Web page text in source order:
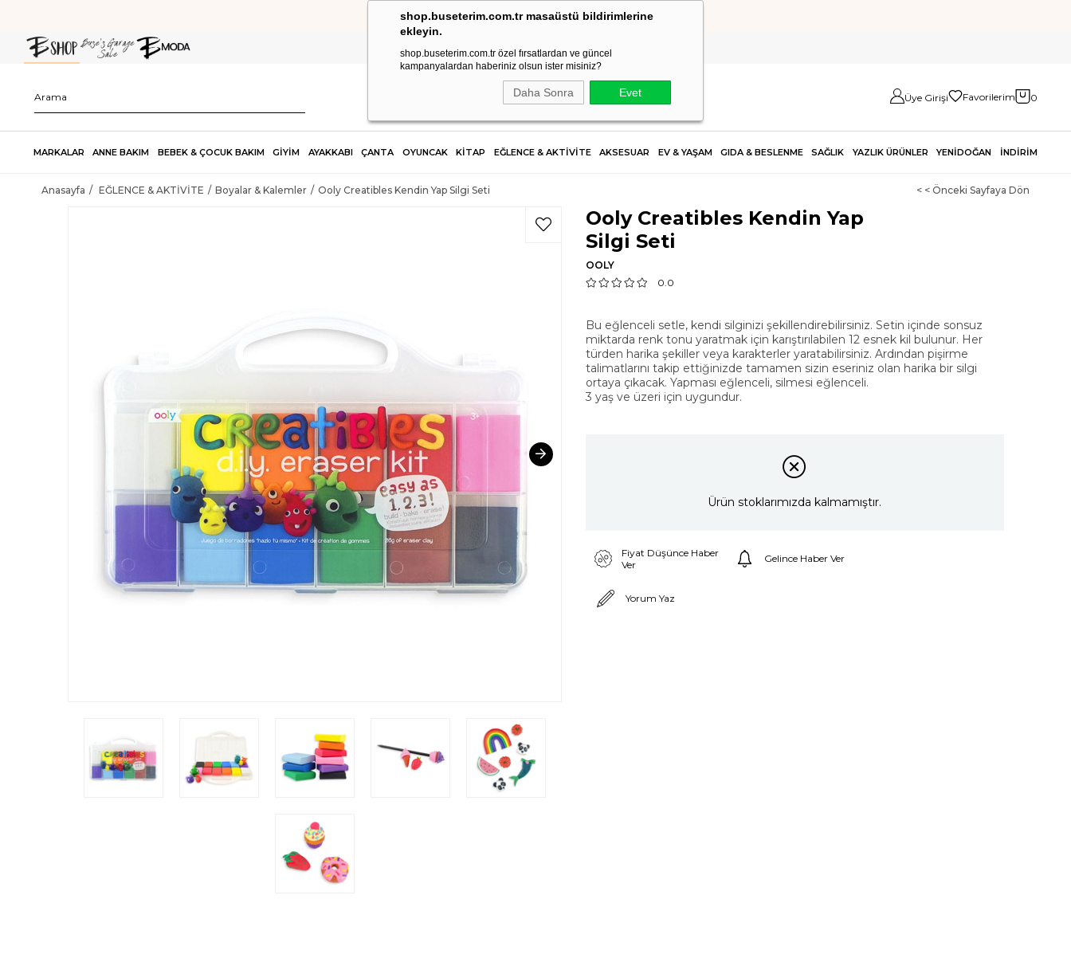
shop.buseterim.com.tr masaüstü bildirimlerine
ekleyin.
shop.buseterim.com.tr özel fırsatlardan ve güncel
kampanyalardan haberiniz olsun ister misiniz?
Daha Sonra Evet
HIZLI KARGO
Üye Girişi Favorilerim 0
MARKALAR ANNE BAKIM BEBEK & ÇOCUK BAKIM GİYİM AYAKKABI ÇANTA OYUNCAK KİTAP EĞLENCE & AKTİVİTE AKSESUAR EV & YAŞAM GIDA & BESLENME SAĞLIK YAZLIK ÜRÜNLER YENİDOĞAN İNDİRİM
Anasayfa EĞLENCE & AKTİVİTE Boyalar & Kalemler Ooly Creatibles Kendin Yap Silgi Seti < < Önceki Sayfaya Dön
Ooly Creatibles Kendin Yap
Silgi Seti
OOLY
0.0
Bu eğlenceli setle, kendi silginizi şekillendirebilirsiniz. Setin içinde sonsuz
miktarda renk tonu yaratmak için karıştırılabilen 12 esnek kil bulunur. Her
türden harika şekiller veya karakterler yaratabilirsiniz. Ardından pişirme
talimatlarını takip ettiğinizde tamamen sizin eseriniz olan harika bir silgi
ortaya çıkacak. Yapması eğlenceli, silmesi eğlenceli.
3 yaş ve üzeri için uygundur.
Ürün stoklarımızda kalmamıştır.
Fiyat Düşünce Haber
Ver
Gelince Haber Ver
Yorum Yaz